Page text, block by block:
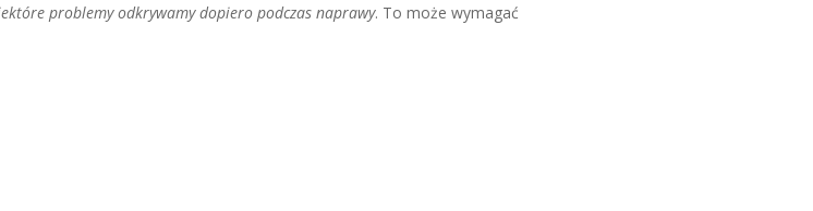
problemy odkrywamy dopiero podczas naprawy. To może wymagać